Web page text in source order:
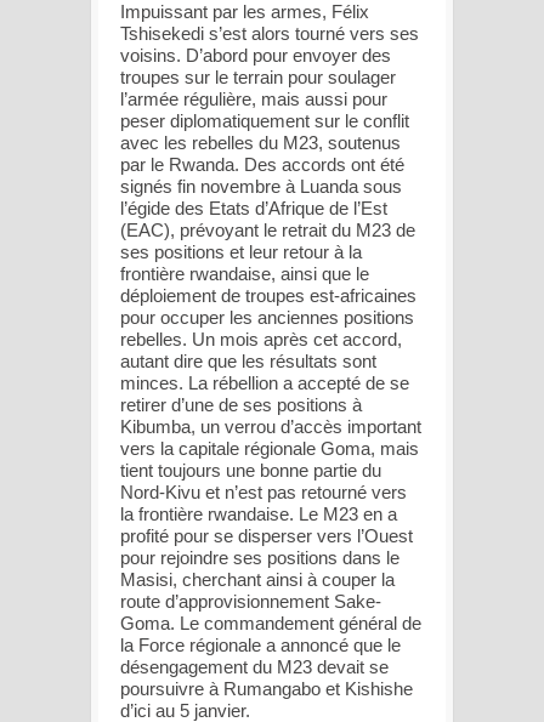
Impuissant par les armes, Félix
Tshisekedi s’est alors tourné vers ses
voisins. D’abord pour envoyer des
troupes sur le terrain pour soulager
l’armée régulière, mais aussi pour
peser diplomatiquement sur le conflit
avec les rebelles du M23, soutenus
par le Rwanda. Des accords ont été
signés fin novembre à Luanda sous
l’égide des Etats d’Afrique de l’Est
(EAC), prévoyant le retrait du M23 de
ses positions et leur retour à la
frontière rwandaise, ainsi que le
déploiement de troupes est-africaines
pour occuper les anciennes positions
rebelles. Un mois après cet accord,
autant dire que les résultats sont
minces. La rébellion a accepté de se
retirer d’une de ses positions à
Kibumba, un verrou d’accès important
vers la capitale régionale Goma, mais
tient toujours une bonne partie du
Nord-Kivu et n’est pas retourné vers
la frontière rwandaise. Le M23 en a
profité pour se disperser vers l’Ouest
pour rejoindre ses positions dans le
Masisi, cherchant ainsi à couper la
route d’approvisionnement Sake-
Goma. Le commandement général de
la Force régionale a annoncé que le
désengagement du M23 devait se
poursuivre à Rumangabo et Kishishe
d’ici au 5 janvier.